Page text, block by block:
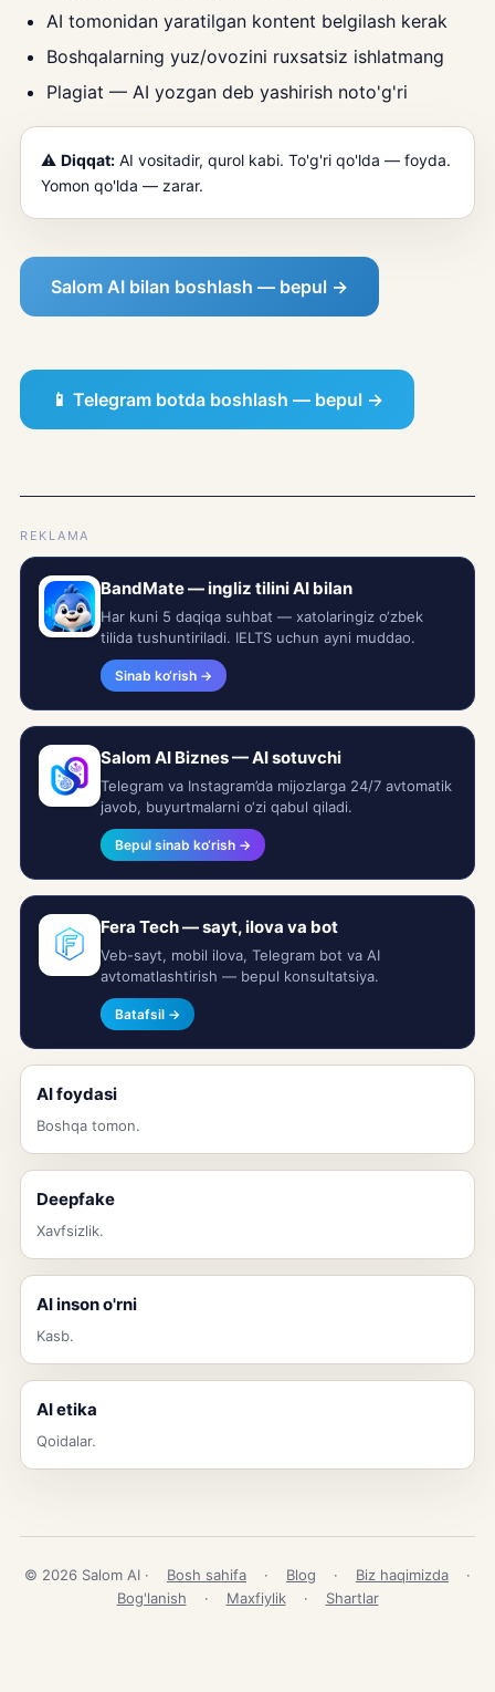
AI tomonidan yaratilgan kontent belgilash kerak
Boshqalarning yuz/ovozini ruxsatsiz ishlatmang
Plagiat — AI yozgan deb yashirish noto'g'ri
⚠️ Diqqat: AI vositadir, qurol kabi. To'g'ri qo'lda — foyda.
Yomon qo'lda — zarar.
Salom AI bilan boshlash — bepul →
📱 Telegram botda boshlash — bepul →
REKLAMA
BandMate — ingliz tilini AI bilan
Har kuni 5 daqiqa suhbat — xatolaringiz o‘zbek
tilida tushuntiriladi. IELTS uchun ayni muddao.
Sinab ko‘rish →
Salom AI Biznes — AI sotuvchi
Telegram va Instagram’da mijozlarga 24/7 avtomatik
javob, buyurtmalarni o‘zi qabul qiladi.
Bepul sinab ko‘rish →
Fera Tech — sayt, ilova va bot
Veb-sayt, mobil ilova, Telegram bot va AI
avtomatlashtirish — bepul konsultatsiya.
Batafsil →
AI foydasi
Boshqa tomon.
Deepfake
Xavfsizlik.
AI inson o'rni
Kasb.
AI etika
Qoidalar.
© 2026 Salom AI · Bosh sahifa · Blog · Biz haqimizda
·
Bog'lanish
· Maxfiylik · Shartlar